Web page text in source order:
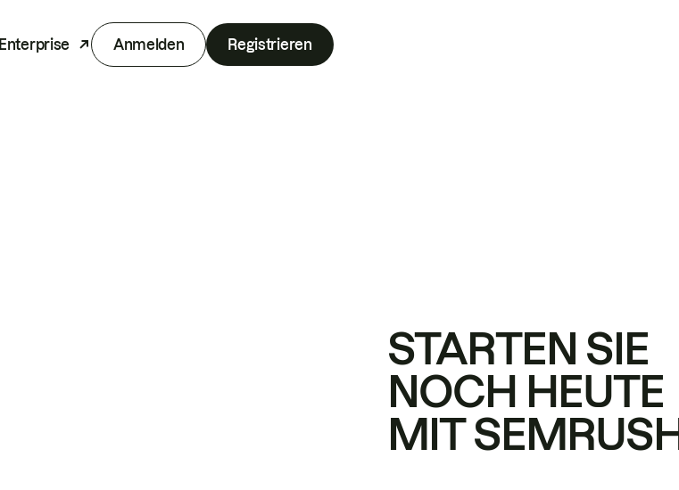
Enterprise Anmelden Registrieren
STARTEN SIE
NOCH HEUTE
MIT